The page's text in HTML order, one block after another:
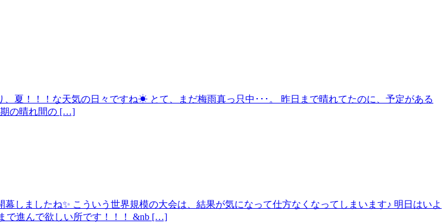
夏！！！な天気の日々ですね☀ とて、まだ梅雨真っ只中･･･。 昨日まで晴れてたのに、予定がある
期の晴れ間の […]
しましたね✨ こういう世界規模の大会は、結果が気になって仕方なくなってしまいます♪ 明日はいよ
で進んで欲しい所です！！！ &nb […]